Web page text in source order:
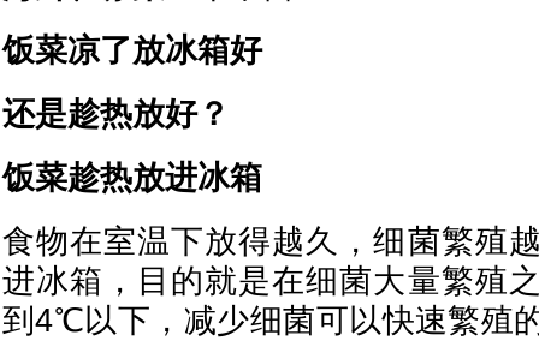
饭菜凉了放冰箱好
还是趁热放好？
饭菜趁热放进冰箱
食物在室温下放得越久，细菌繁殖
进冰箱，目的就是在细菌大量繁殖
到4℃以下，减少细菌可以快速繁殖